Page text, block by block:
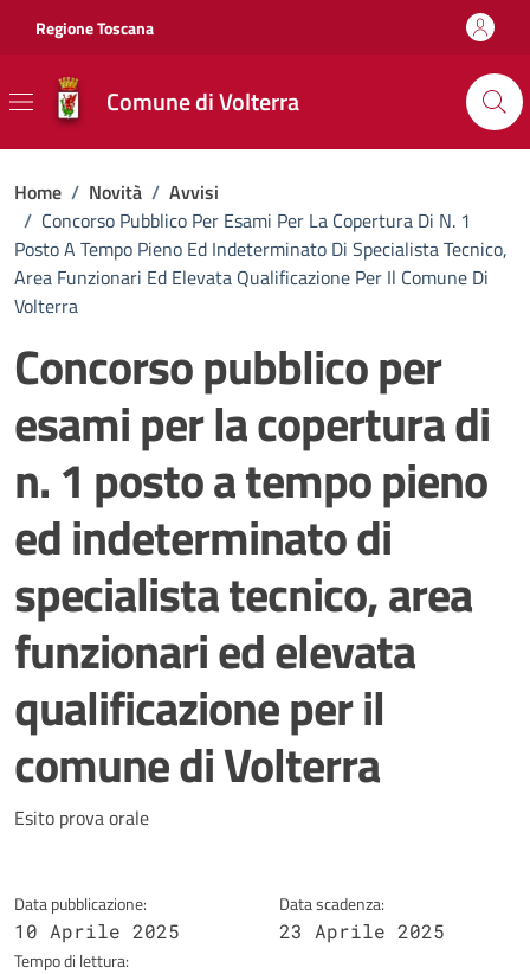
Regione Toscana
Comune di Volterra
Home / Novità / Avvisi
/ Concorso Pubblico Per Esami Per La Copertura Di N. 1
Posto A Tempo Pieno Ed Indeterminato Di Specialista Tecnico,
Area Funzionari Ed Elevata Qualificazione Per Il Comune Di
Volterra
Concorso pubblico per
esami per la copertura di
n. 1 posto a tempo pieno
ed indeterminato di
specialista tecnico, area
funzionari ed elevata
qualificazione per il
comune di Volterra
Dettagli della notizia
Esito prova orale
Data pubblicazione:
10 Aprile 2025
Data scadenza:
23 Aprile 2025
Tempo di lettura: